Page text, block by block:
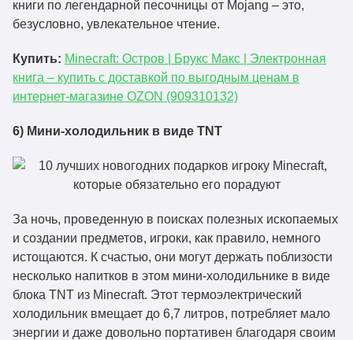
книги по легендарной песочницы от Mojang – это,
безусловно, увлекательное чтение.
Купить: Minecraft: Остров | Брукс Макс | Электронная
книга – купить с доставкой по выгодным ценам в
интернет-магазине OZON (909310132)
6) Мини-холодильник в виде TNT
За ночь, проведенную в поисках полезных ископаемых
и создании предметов, игроки, как правило, немного
истощаются. К счастью, они могут держать поблизости
несколько напитков в этом мини-холодильнике в виде
блока TNT из Minecraft. Этот термоэлектрический
холодильник вмещает до 6,7 литров, потребляет мало
энергии и даже довольно портативен благодаря своим